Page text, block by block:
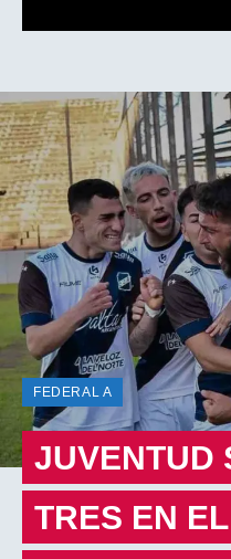
FEDERAL A
JUVENTUD
TRES EN EL